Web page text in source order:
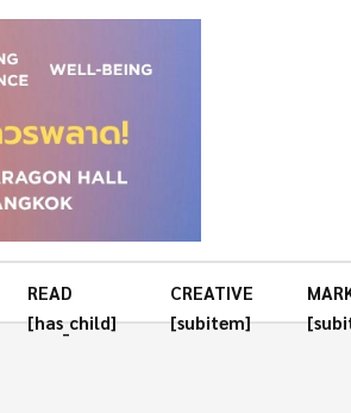
READ
[has_child]
CREATIVE
[subitem]